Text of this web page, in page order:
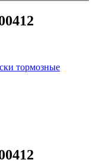
тормозные